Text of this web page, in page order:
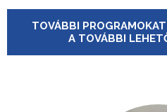
TOVÁBBI
A TOVÁBBI